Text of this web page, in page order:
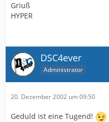
Griuß
HYPER
DSC4ever
Administrator
20. Dezember 2002 um 09:50
Geduld ist eine Tugend!